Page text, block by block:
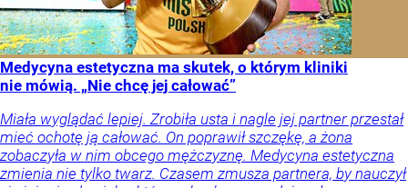
Medycyna estetyczna ma skutek, o którym kliniki
nie mówią. „Nie chcę jej całować”
Miała wyglądać lepiej. Zrobiła usta i nagle jej partner przestał
mieć ochotę ją całować. On poprawił szczękę, a żona
zobaczyła w nim obcego mężczyznę. Medycyna estetyczna
zmienia nie tylko twarz. Czasem zmusza partnera, by nauczył